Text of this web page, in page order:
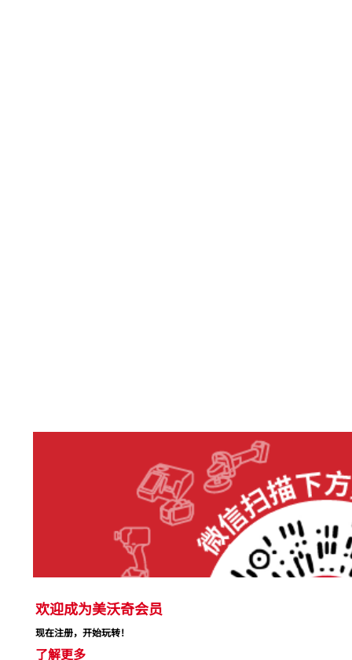
欢迎成为美沃奇会员
现在注册，开始玩转！
了解更多